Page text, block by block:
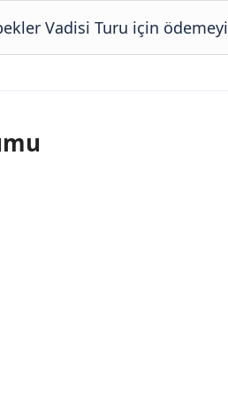
Vadisi Turu için ödemeyi